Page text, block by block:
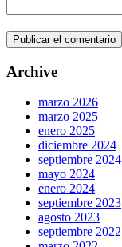
Archive
marzo 2026
marzo 2025
enero 2025
diciembre 2024
septiembre 2024
mayo 2024
enero 2024
septiembre 2023
agosto 2023
septiembre 2022